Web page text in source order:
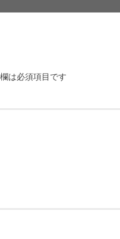
は必須項目です